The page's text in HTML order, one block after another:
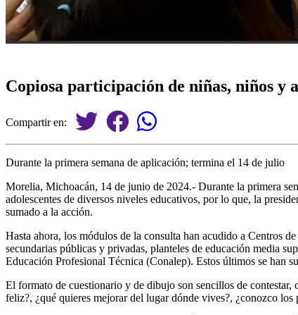
Copiosa participación de niñas, niños y
Compartir en:
Durante la primera semana de aplicación; termina el 14 de julio
Morelia, Michoacán, 14 de junio de 2024.- Durante la primera
adolescentes de diversos niveles educativos, por lo que, la
sumado a la acción.
Hasta ahora, los módulos de la consulta han acudido a Centros
secundarias públicas y privadas, planteles de educación media
Educación Profesional Técnica (Conalep). Estos últimos se han
El formato de cuestionario y de dibujo son sencillos de contestar,
feliz?, ¿qué quieres mejorar del lugar dónde vives?, ¿conozco